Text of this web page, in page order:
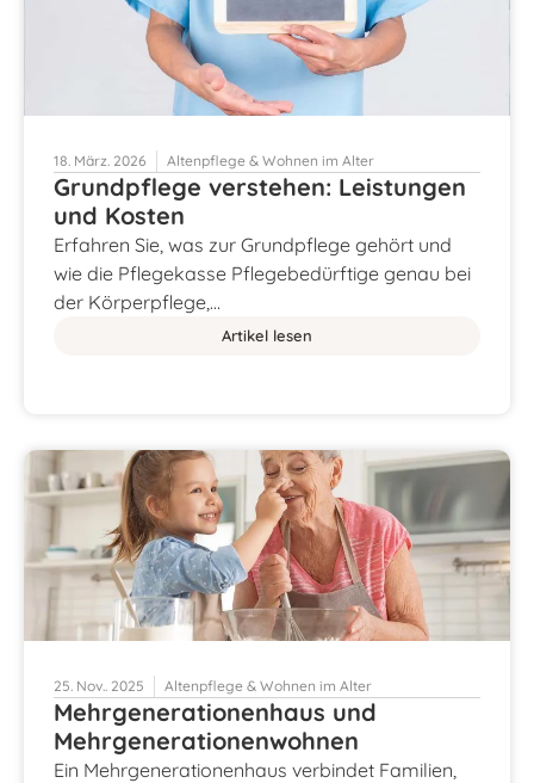
18. März. 2026 Altenpflege & Wohnen im Alter
Grundpflege verstehen: Leistungen
und Kosten
Erfahren Sie, was zur Grundpflege gehört und
wie die Pflegekasse Pflegebedürftige genau bei
der Körperpflege,…
Artikel lesen
25. Nov.. 2025 Altenpflege & Wohnen im Alter
Mehrgenerationenhaus und
Mehrgenerationenwohnen
Ein Mehrgenerationenhaus verbindet Familien,